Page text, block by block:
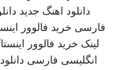
دانلود اهنگ جدید
فارسی خرید فالوور
لینک خرید فالوور
انگلیسی فارسی